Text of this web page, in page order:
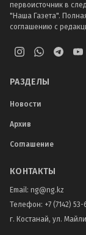
первоисточник в
"Наша Газета".
соглашению с
РАЗДЕЛЫ
Новости
Архив
Соглашение
КОНТАКТЫ
Email: ng@ng.kz
Телефон: +7 (7142)
г. Костанай, ул.